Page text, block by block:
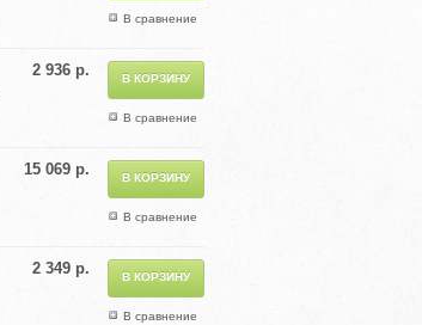
В сравнение
В сравнение
2 936 р.
В сравнение
15 069 р.
В сравнение
2 349 р.